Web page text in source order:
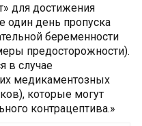
для достижения
один день пропуска
беременности
предосторожности).
в случае
медикаментозных
которые могут
контрацептива.»